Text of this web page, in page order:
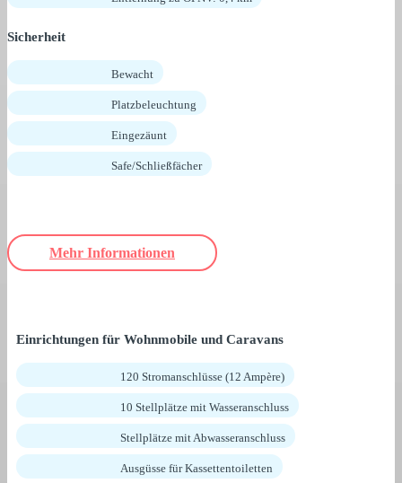
Sicherheit
Bewacht
Platzbeleuchtung
Eingezäunt
Safe/Schließfächer
Mehr Informationen
Einrichtungen für Wohnmobile und Caravans
120 Stromanschlüsse (12 Ampère)
10 Stellplätze mit Wasseranschluss
Stellplätze mit Abwasseranschluss
Ausgüsse für Kassettentoiletten